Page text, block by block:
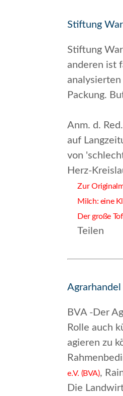
Stiftung
Stiftung
anderen ist
Packung.
Anm. d. Red.
auf
von
Herz-
Zur
Milch: eine
Der große
Teilen
BVA -Der
Rolle auch
agieren zu
e.V. (BVA),
Die